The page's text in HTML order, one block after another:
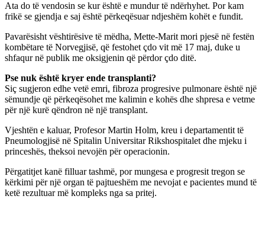
Ata do të vendosin se kur është e mundur të ndërhyhet. Por kam
frikë se gjendja e saj është përkeqësuar ndjeshëm kohët e fundit.
Pavarësisht vështirësive të mëdha, Mette-Marit mori pjesë në festën
kombëtare të Norvegjisë, që festohet çdo vit më 17 maj, duke u
shfaqur në publik me oksigjenin që përdor çdo ditë.
Pse nuk është kryer ende transplanti?
Siç sugjeron edhe vetë emri, fibroza progresive pulmonare është një
sëmundje që përkeqësohet me kalimin e kohës dhe shpresa e vetme
për një kurë qëndron në një transplant.
Vjeshtën e kaluar, Profesor Martin Holm, kreu i departamentit të
Pneumologjisë në Spitalin Universitar Rikshospitalet dhe mjeku i
princeshës, theksoi nevojën për operacionin.
Përgatitjet kanë filluar tashmë, por mungesa e progresit tregon se
kërkimi për një organ të pajtueshëm me nevojat e pacientes mund të
ketë rezultuar më kompleks nga sa pritej.